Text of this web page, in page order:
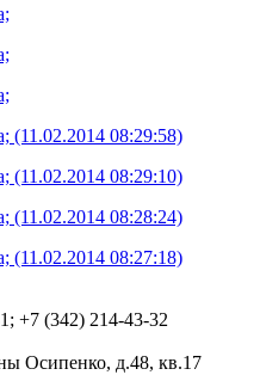
(11.02.2014 08:29:58)
(11.02.2014 08:29:10)
(11.02.2014 08:28:24)
(11.02.2014 08:27:18)
+7 (342) 214-43-32
Осипенко, д.48, кв.17